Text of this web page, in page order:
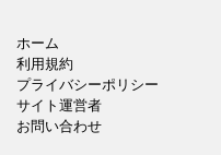
ホーム
利用規約
プライバシーポリシー
サイト運営者
お問い合わせ